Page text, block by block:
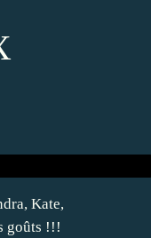
Kate,
goûts !!!